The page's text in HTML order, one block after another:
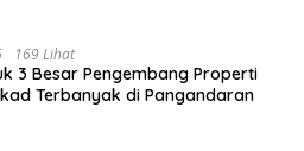
169 Lihat
3 Besar Pengembang Properti
Terbanyak di Pangandaran